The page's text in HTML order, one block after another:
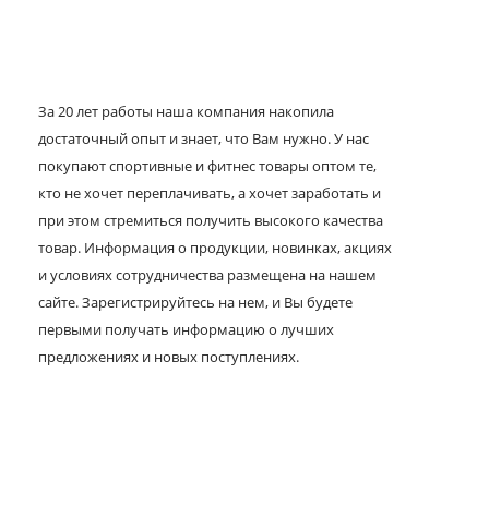
За 20 лет работы наша компания накопила
достаточный опыт и знает, что Вам нужно. У нас
покупают спортивные и фитнес товары оптом те,
кто не хочет переплачивать, а хочет заработать и
при этом стремиться получить высокого качества
товар. Информация о продукции, новинках, акциях
и условиях сотрудничества размещена на нашем
сайте. Зарегистрируйтесь на нем, и Вы будете
первыми получать информацию о лучших
предложениях и новых поступлениях.